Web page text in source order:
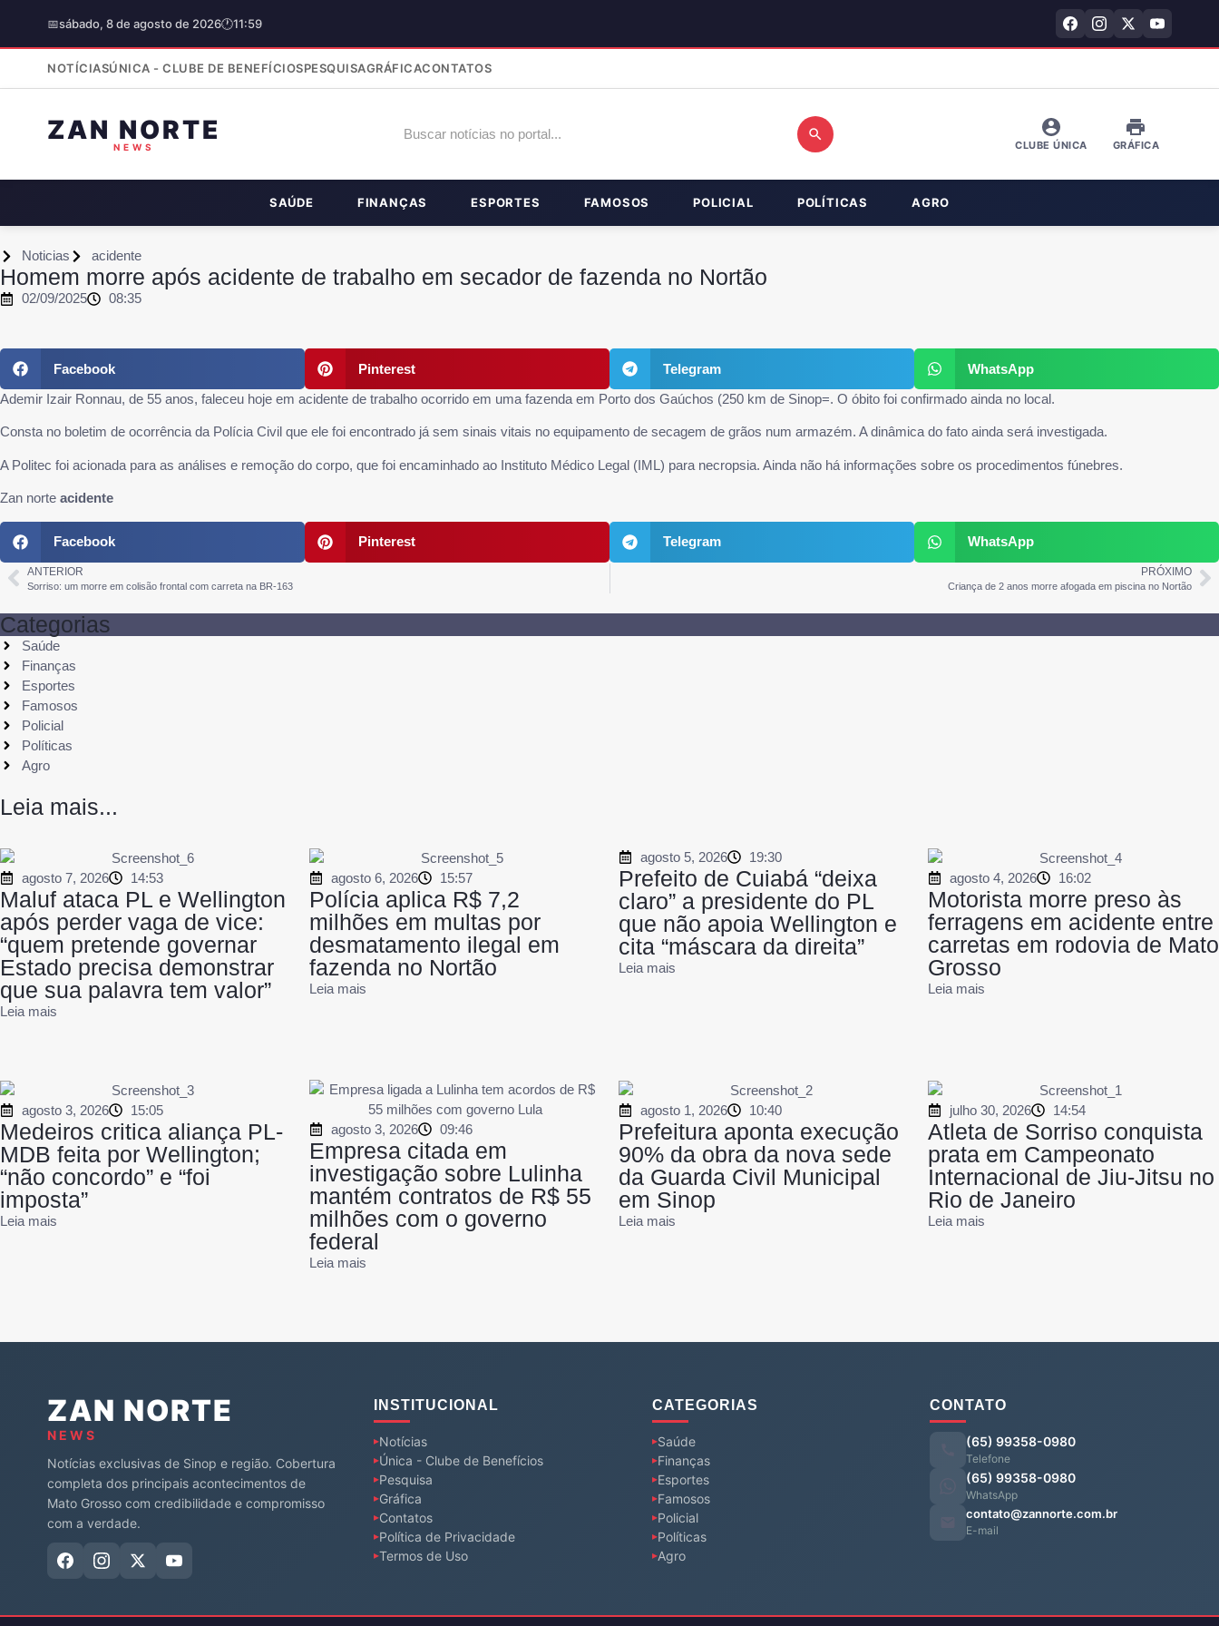
📅sábado, 8 de agosto de 2026🕐11:59
NOTÍCIASÚNICA - CLUBE DE BENEFÍCIOSPESQUISAGRÁFICACONTATOS
ZAN NORTE
NEWS CLUBE ÚNICA GRÁFICA
SAÚDE FINANÇAS ESPORTES FAMOSOS POLICIAL POLÍTICAS AGRO
Noticias acidente
Homem morre após acidente de trabalho em secador de fazenda no Nortão
02/09/2025 08:35
Facebook Pinterest Telegram
WhatsApp
Ademir Izair Ronnau, de 55 anos, faleceu hoje em acidente de trabalho ocorrido em uma fazenda em Porto dos Gaúchos (250 km de Sinop=. O óbito foi confirmado ainda no local.
Consta no boletim de ocorrência da Polícia Civil que ele foi encontrado já sem sinais vitais no equipamento de secagem de grãos num armazém. A dinâmica do fato ainda será investigada.
A Politec foi acionada para as análises e remoção do corpo, que foi encaminhado ao Instituto Médico Legal (IML) para necropsia. Ainda não há informações sobre os procedimentos fúnebres.
Zan norte acidente
Facebook Pinterest Telegram WhatsApp
ANTERIOR
Sorriso: um morre em colisão frontal com carreta na BR-163
PRÓXIMO
Criança de 2 anos morre afogada em piscina no Nortão
Categorias
Saúde
Finanças
Esportes
Famosos
Policial
Políticas
Agro
Leia mais...
agosto 7, 2026 14:53
Maluf ataca PL e Wellington
após perder vaga de vice:
“quem pretende governar
Estado precisa demonstrar
que sua palavra tem valor”
Leia mais
agosto 6, 2026 15:57
Polícia aplica R$ 7,2
milhões em multas por
desmatamento ilegal em
fazenda no Nortão
Leia mais
agosto 5, 2026 19:30
Prefeito de Cuiabá “deixa
claro” a presidente do PL
que não apoia Wellington e
cita “máscara da direita”
Leia mais
agosto 4, 2026 16:02
Motorista morre preso às
ferragens em acidente entre
carretas em rodovia de Mato
Grosso
Leia mais
agosto 3, 2026 15:05
Medeiros critica aliança PL-
MDB feita por Wellington;
“não concordo” e “foi
imposta”
Leia mais
agosto 3, 2026 09:46
Empresa citada em
investigação sobre Lulinha
mantém contratos de R$ 55
milhões com o governo
federal
Leia mais
agosto 1, 2026 10:40
Prefeitura aponta execução
90% da obra da nova sede
da Guarda Civil Municipal
em Sinop
Leia mais
julho 30, 2026 14:54
Atleta de Sorriso conquista
prata em Campeonato
Internacional de Jiu-Jitsu no
Rio de Janeiro
Leia mais
ZAN NORTE
NEWS
Notícias exclusivas de Sinop e região. Cobertura
completa dos principais acontecimentos de
Mato Grosso com credibilidade e compromisso
com a verdade.
INSTITUCIONAL
Notícias
Única - Clube de Benefícios
Pesquisa
Gráfica
Contatos
Política de Privacidade
Termos de Uso
CATEGORIAS
Saúde
Finanças
Esportes
Famosos
Policial
Políticas
Agro
CONTATO
(65) 99358-0980
Telefone
(65) 99358-0980
WhatsApp
contato@zannorte.com.br
E-mail